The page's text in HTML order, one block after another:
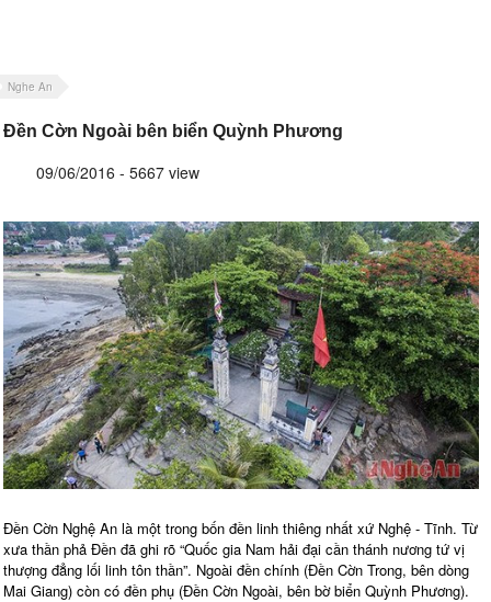
Nghe An
Đền Cờn Ngoài bên biển Quỳnh Phương
09/06/2016 - 5667 view
Đền Cờn Nghệ An là một trong bốn đền linh thiêng nhất xứ Nghệ - Tĩnh. Từ
xưa thần phả Đền đã ghi rõ “Quốc gia Nam hải đại cần thánh nương tứ vị
thượng đẳng lối linh tôn thần”. Ngoài đền chính (Đền Cờn Trong, bên dòng
Mai Giang) còn có đền phụ (Đền Cờn Ngoài, bên bờ biển Quỳnh Phương).